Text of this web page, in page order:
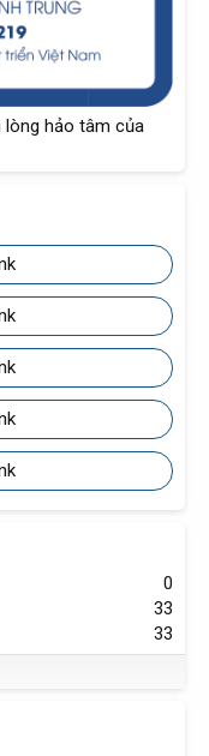
hảo tâm của
0
33
33